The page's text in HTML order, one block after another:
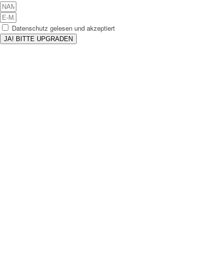
Datenschutz gelesen und akzeptiert
JA! BITTE UPGRADEN